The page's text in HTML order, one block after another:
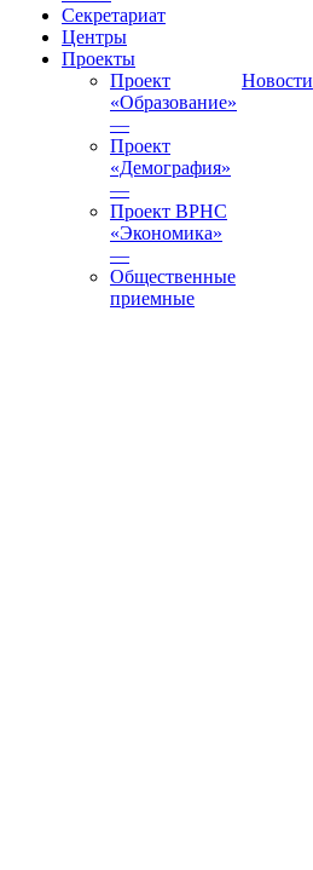
Секретариат
Центры
Проекты
Проект
«Образование»
—
Проект
«Демография»
—
Проект ВРНС
«Экономика»
—
Общественные
приемные
Новости